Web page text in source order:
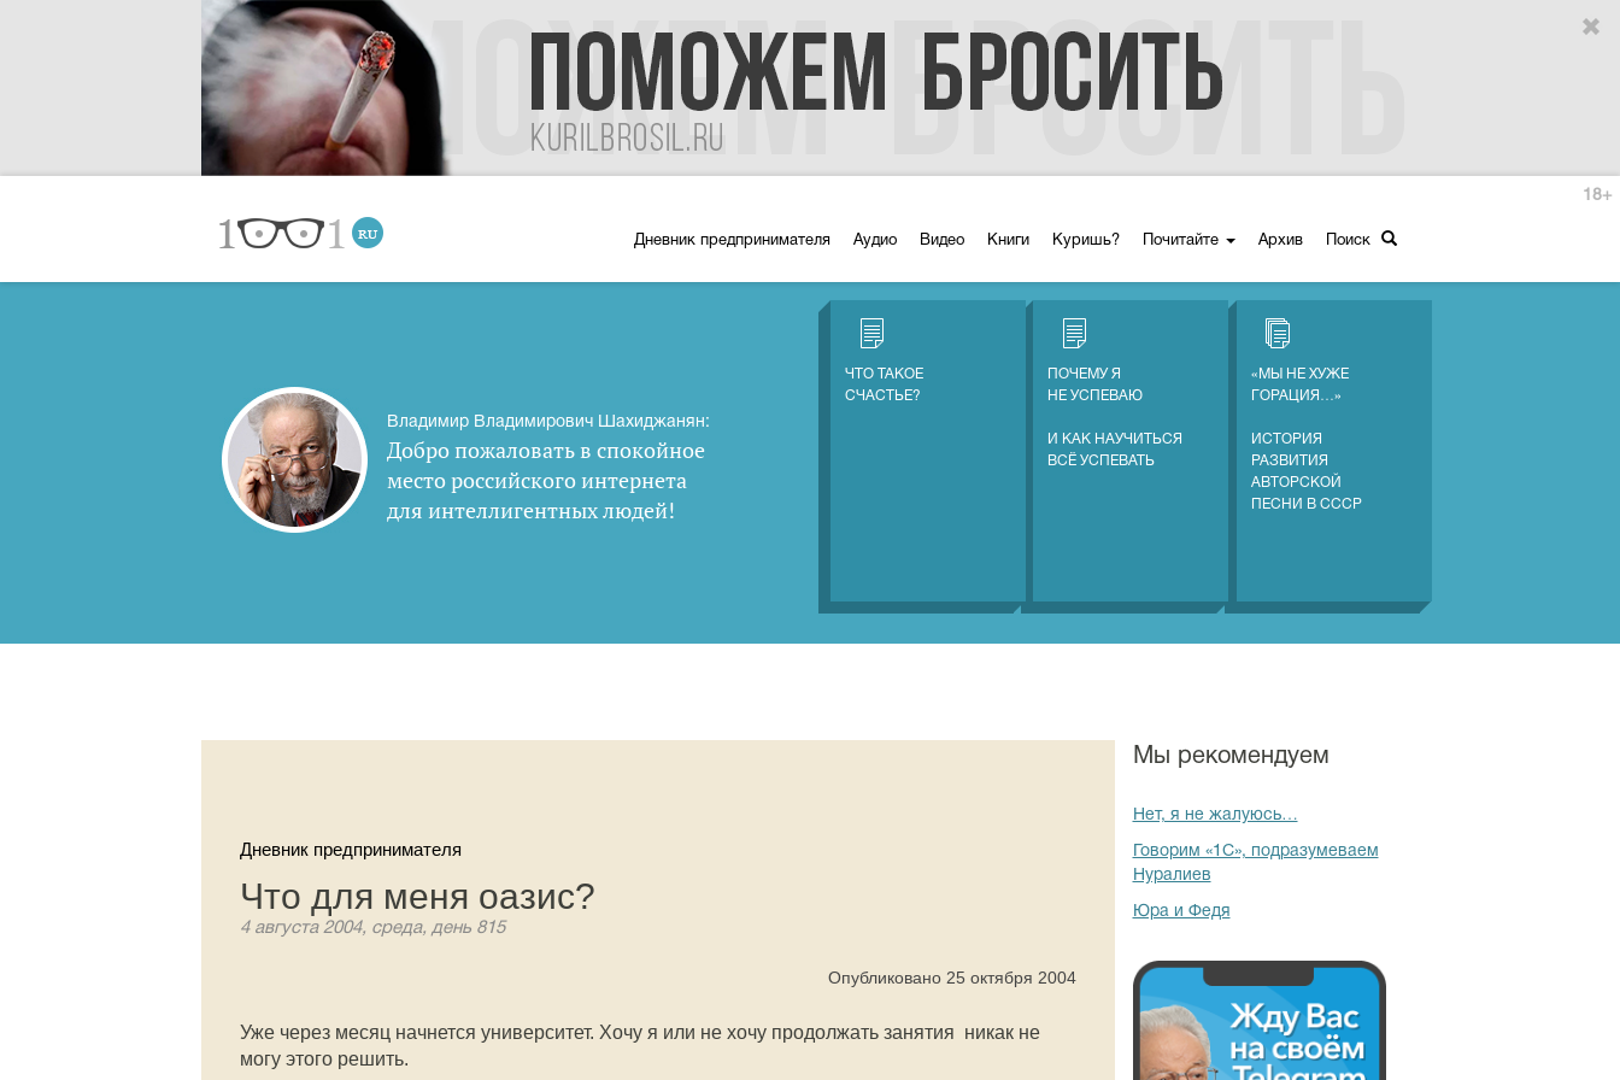
Дневник предпринимателя Аудио Видео Книги Куришь? Почитайте Архив Поиск
18+
Владимир Владимирович Шахиджанян:
Добро пожаловать в спокойное
место российского интернета
для интеллигентных людей!
ЧТО ТАКОЕ
СЧАСТЬЕ?
ПОЧЕМУ Я
НЕ УСПЕВАЮ
И КАК НАУЧИТЬСЯ
ВСЁ УСПЕВАТЬ
«МЫ НЕ ХУЖЕ
ГОРАЦИЯ…»
ИСТОРИЯ
РАЗВИТИЯ
АВТОРСКОЙ
ПЕСНИ В СССР
Дневник предпринимателя
Что для меня оазис?
4 августа 2004, среда, день 815
Опубликовано 25 октября 2004
Уже через месяц начнется университет. Хочу я или не хочу продолжать занятия  никак не
могу этого решить.
Мы рекомендуем
Нет, я не жалуюсь…
Говорим «1С», подразумеваем
Нуралиев
Юра и Федя